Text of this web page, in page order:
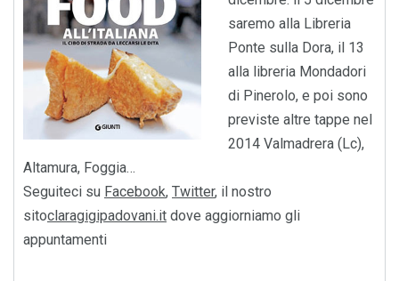
saremo alla Libreria
Ponte sulla Dora, il 13
alla libreria Mondadori
di Pinerolo, e poi sono
previste altre tappe nel
2014 Valmadrera (Lc),
Altamura, Foggia…
Seguiteci su Facebook, Twitter, il nostro
sitoclaragigipadovani.it dove aggiorniamo gli
appuntamenti